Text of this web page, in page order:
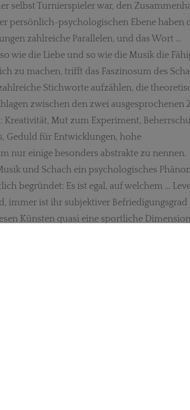
selbst Turnierspieler war, den
persönlich-psychologischen Ebene haben
zahlreiche Parallelen, und das Wort …
wie die Liebe und so wie die Musik die
zu machen, trifft das Faszinosum des
Stichworte aufzählen, die
zwischen den zwei ausgesprochenen
Kreativität, Mut zum Experiment,
Geduld für Entwicklungen, hohe
nur einige besonders abstrakte zu nennen.
und Schach ein psychologisches
begründet: Es ist egal, auf welchem …
immer ist ihr subjektiver Befriedigungsgrad
Künsten quasi eine sportliche